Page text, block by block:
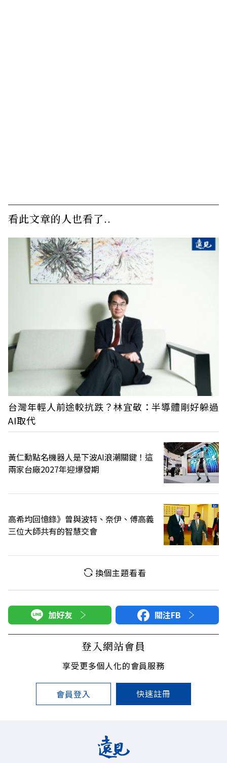
看此文章的人也看了..
台灣年輕人前途較抗跌？林宜敬：半導體剛好躲過
AI取代
黃仁勳點名機器人是下波AI浪潮關鍵！這
兩家台廠2027年迎爆發期
高希均回憶錄》曾與波特、奈伊、傅高義
三位大師共有的智慧交會
換個主題看看
加好友 關注FB
登入網站會員
享受更多個人化的會員服務
會員登入 快速註冊